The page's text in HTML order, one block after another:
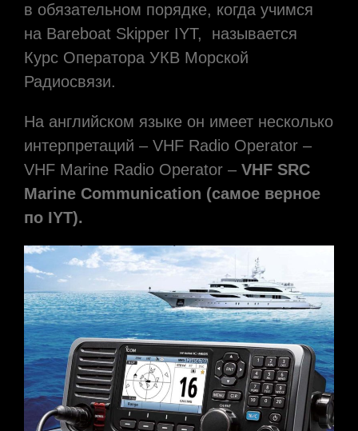
в обязательном порядке, когда учимся
на Bareboat Skipper IYT, называется
Курс Оператора УКВ Морской
Радиосвязи.
На английском языке он имеет несколько
интерпретаций – VHF Radio Operator –
VHF Marine Radio Operator – VHF SRC
Marine Communication (самое верное
по IYT).